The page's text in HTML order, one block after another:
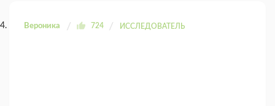
Вероника 724 ИССЛЕДОВАТЕЛЬ